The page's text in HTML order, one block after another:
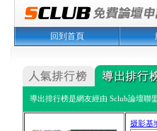
回到首頁
導出排行榜是網友經由 Sclub論壇聯
摄影基